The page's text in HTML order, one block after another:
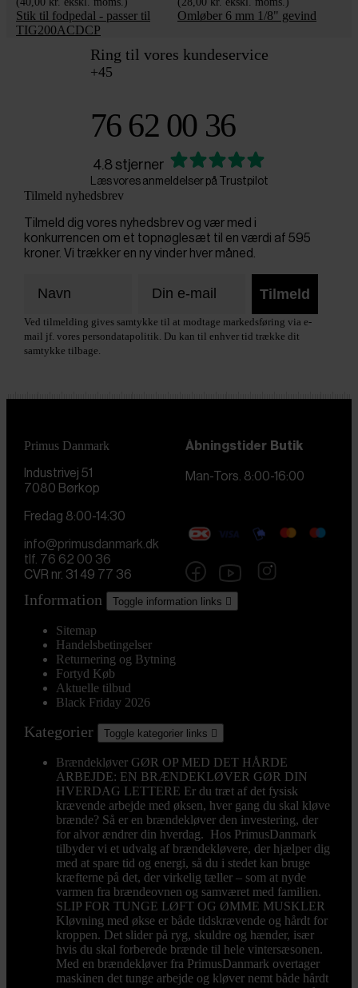
Stik til fodpedal - passer til
TIG200ACDCP
Omløber 6 mm 1/8" gevind
Ring til vores kundeservice
+45
76 62 00 36
4.8 stjerner
Læs vores anmeldelser på Trustpilot
Tilmeld nyhedsbrev
Tilmeld dig vores nyhedsbrev og vær med i
konkurrencen om et topnøglesæt til en værdi af 595
kroner. Vi trækker en ny vinder hver måned.
Tilmeld
Ved tilmelding gives samtykke til at modtage markedsføring via e-
mail jf. vores persondatapolitik. Du kan til enhver tid trække dit
samtykke tilbage.
Primus Danmark
Industrivej 51
7080 Børkop
Åbningstider Butik
Man-Tors. 8:00-16:00
Fredag 8:00-14:30
info@primusdanmark.dk
tlf. 76 62 00 36
CVR nr. 31 49 77 36
Information Toggle information links 
Sitemap
Handelsbetingelser
Returnering og Bytning
Fortyd Køb
Aktuelle tilbud
Black Friday 2026
Kategorier Toggle kategorier links 
Brændekløver GØR OP MED DET HÅRDE
ARBEJDE: EN BRÆNDEKLØVER GØR DIN
HVERDAG LETTERE Er du træt af det fysisk
krævende arbejde med øksen, hver gang du skal kløve
brænde? Så er en brændekløver den investering, der
for alvor ændrer din hverdag. Hos PrimusDanmark
tilbyder vi et udvalg af brændekløvere, der hjælper dig
med at spare tid og energi, så du i stedet kan bruge
kræfterne på det, der virkelig tæller – som at nyde
varmen fra brændeovnen og samværet med familien.
SLIP FOR TUNGE LØFT OG ØMME MUSKLER
Kløvning med økse er både tidskrævende og hårdt for
kroppen. Det slider på ryg, skuldre og hænder, især
hvis du skal forberede brænde til hele vintersæsonen.
Med en brændekløver fra PrimusDanmark overtager
maskinen det tunge arbejde og kløver nemt både hårdt